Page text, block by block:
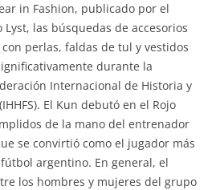
in Fashion, publicado por el
las búsquedas de accesorios
perlas, faldas de tul y vestidos
durante la
Internacional de Historia y
El Kun debutó en el Rojo
de la mano del entrenador
se convirtió como el jugador más
argentino. En general, el
los hombres y mujeres del grupo